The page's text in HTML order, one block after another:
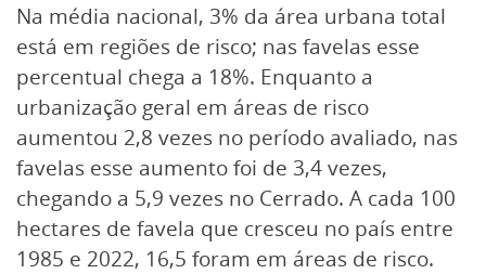
Na média nacional, 3% da área urbana total
está em regiões de risco; nas favelas esse
percentual chega a 18%. Enquanto a
urbanização geral em áreas de risco
aumentou 2,8 vezes no período avaliado, nas
favelas esse aumento foi de 3,4 vezes,
chegando a 5,9 vezes no Cerrado. A cada 100
hectares de favela que cresceu no país entre
1985 e 2022, 16,5 foram em áreas de risco.